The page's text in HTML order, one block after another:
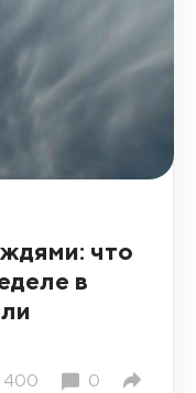
что
в
400 0